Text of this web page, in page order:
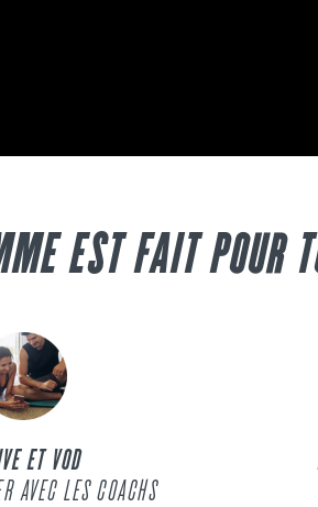
EST FAIT POUR
ET VOD
AVEC LES COACHS